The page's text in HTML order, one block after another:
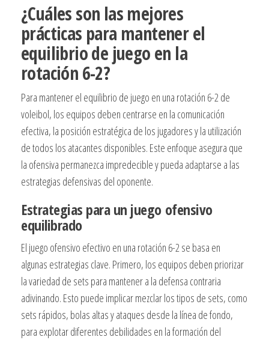
¿Cuáles son las mejores
prácticas para mantener el
equilibrio de juego en la
rotación 6-2?
Para mantener el equilibrio de juego en una rotación 6-2 de
voleibol, los equipos deben centrarse en la comunicación
efectiva, la posición estratégica de los jugadores y la utilización
de todos los atacantes disponibles. Este enfoque asegura que
la ofensiva permanezca impredecible y pueda adaptarse a las
estrategias defensivas del oponente.
Estrategias para un juego ofensivo
equilibrado
El juego ofensivo efectivo en una rotación 6-2 se basa en
algunas estrategias clave. Primero, los equipos deben priorizar
la variedad de sets para mantener a la defensa contraria
adivinando. Esto puede implicar mezclar los tipos de sets, como
sets rápidos, bolas altas y ataques desde la línea de fondo,
para explotar diferentes debilidades en la formación del